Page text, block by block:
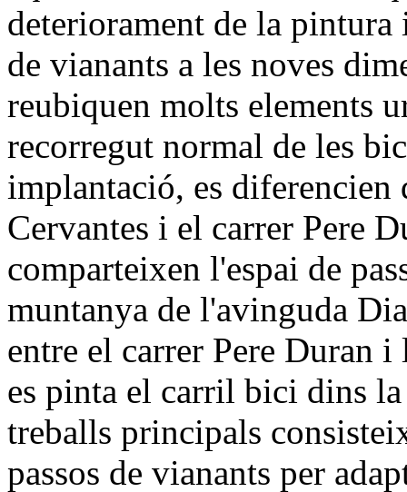
deteriorament de la pintura
de vianants a les noves
reubiquen molts elements
recorregut normal de les
implantació, es diferencien
Cervantes i el carrer Pere
comparteixen l'espai de
muntanya de l'avinguda
entre el carrer Pere Duran
es pinta el carril bici dins
treballs principals
passos de vianants per